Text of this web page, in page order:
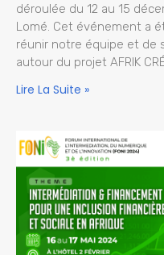
déroulée du 12 au 15
Lomé. Cet événement a
réunir notre équipe et de
autour du projet AFRIK
Lire La Suite »